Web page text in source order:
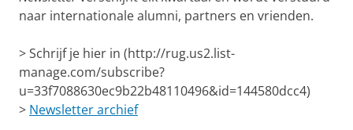
naar internationale alumni, partners en vrienden.
>Schrijf je hier in (http://rug.us2.list-
manage.com/subscribe?
u=33f7088630ec9b22b48110496&id=144580dcc4)
> Newsletter archief